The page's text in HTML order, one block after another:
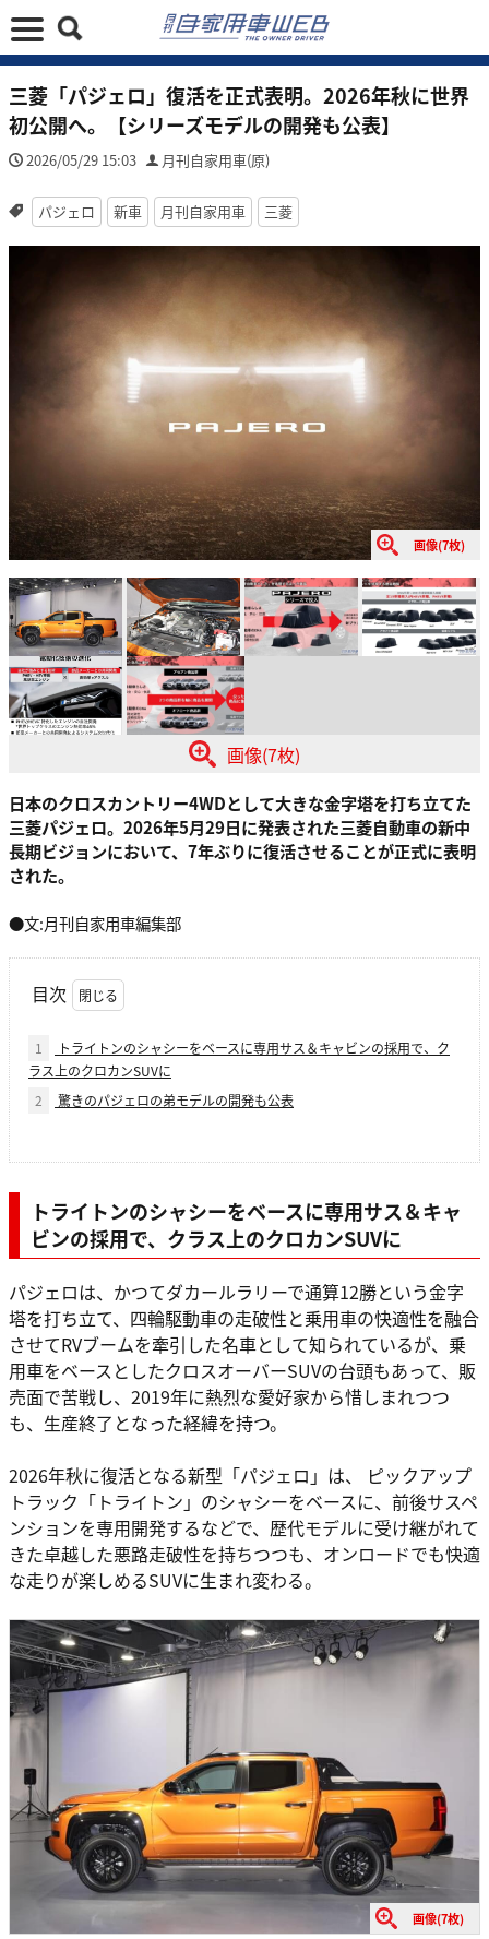
三菱「パジェロ」復活を正式表明。2026年秋に世界
初公開へ。【シリーズモデルの開発も公表】
2026/05/29 15:03 月刊自家用車(原)
パジェロ 新車 月刊自家用車 三菱
画像(7枚)
画像(7枚)
日本のクロスカントリー4WDとして大きな金字塔を打ち立てた
三菱パジェロ。2026年5月29日に発表された三菱自動車の新中
長期ビジョンにおいて、7年ぶりに復活させることが正式に表明
された。
●文:月刊自家用車編集部
目次
1
トライトンのシャシーをベースに専用サス＆キャビンの採用で、ク
ラス上のクロカンSUVに
2
驚きのパジェロの弟モデルの開発も公表
トライトンのシャシーをベースに専用サス＆キャ
ビンの採用で、クラス上のクロカンSUVに
パジェロは、かつてダカールラリーで通算12勝という金字
塔を打ち立て、四輪駆動車の走破性と乗用車の快適性を融合
させてRVブームを牽引した名車として知られているが、乗
用車をベースとしたクロスオーバーSUVの台頭もあって、販
売面で苦戦し、2019年に熱烈な愛好家から惜しまれつつ
も、生産終了となった経緯を持つ。
2026年秋に復活となる新型「パジェロ」は、 ピックアップ
トラック「トライトン」のシャシーをベースに、前後サスペ
ンションを専用開発するなどで、歴代モデルに受け継がれて
きた卓越した悪路走破性を持ちつつも、オンロードでも快適
な走りが楽しめるSUVに生まれ変わる。
画像(7枚)